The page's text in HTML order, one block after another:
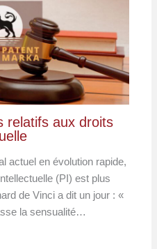
relatifs aux droits
actuel en évolution rapide,
(PI) est plus
de Vinci a dit un jour : «
la sensualité…